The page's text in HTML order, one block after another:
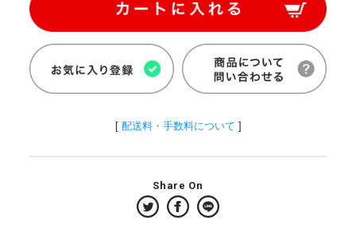
[ 配送料・手数料について ]
Share On